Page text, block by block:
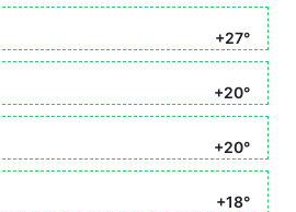
+27°
+20°
+20°
+18°